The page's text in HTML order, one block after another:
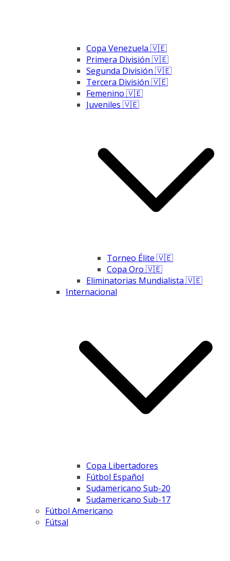
Copa Venezuela 🇻🇪
Primera División 🇻🇪
Segunda División 🇻🇪
Tercera División 🇻🇪
Femenino 🇻🇪
Juveniles 🇻🇪
Torneo Élite 🇻🇪
Copa Oro 🇻🇪
Eliminatorias Mundialista 🇻🇪
Internacional
Copa Libertadores
Fútbol Español
Sudamericano Sub-20
Sudamericano Sub-17
Fútbol Americano
Fútsal